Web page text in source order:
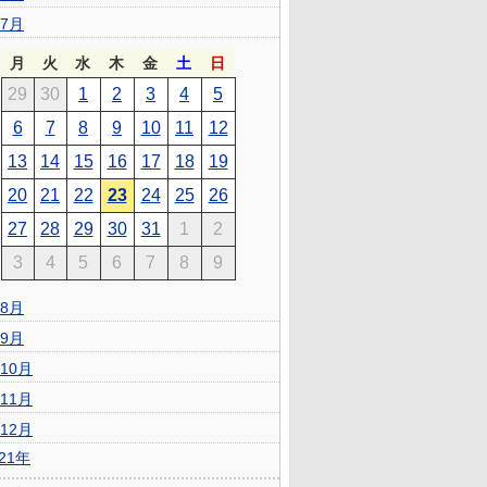
7月
月 火 水 木 金 土 日
29 30 1 2 3 4
5
6
7 8 9 10 11
12
13
14 15 16 17 18
19
20
21 22 23 24 25
26
27
28 29 30 31 1
2
3
4 5 6 7 8 9
8月
9月
10月
11月
12月
年